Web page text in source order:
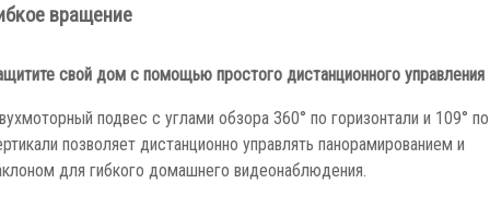
вращение
свой дом с помощью простого дистанционного управления
подвес с углами обзора 360° по горизонтали и 109° по
позволяет дистанционно управлять панорамированием и
для гибкого домашнего видеонаблюдения.